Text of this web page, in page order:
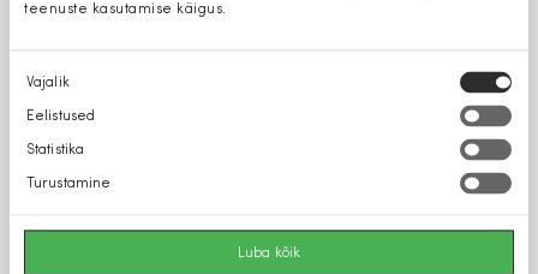
teenuste kasutamise käigus.
Nõusoleku
valik
Vajalik
Eelistused
Statistika
Turustamine
Luba kõik